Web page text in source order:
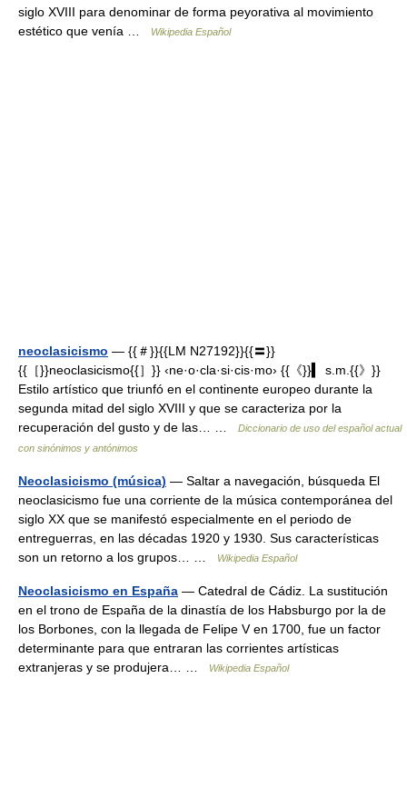
siglo XVIII para denominar de forma peyorativa al movimiento
estético que venía …
Wikipedia Español
neoclasicismo — {{＃}}{{LM N27192}}{{〓}}
{{［}}neoclasicismo{{］}} ‹ne·o·cla·si·cis·mo› {{《}}▍ s.m.{{》}}
Estilo artístico que triunfó en el continente europeo durante la
segunda mitad del siglo XVIII y que se caracteriza por la
recuperación del gusto y de las… …
Diccionario de uso del español actual
con sinónimos y antónimos
Neoclasicismo (música) — Saltar a navegación, búsqueda El
neoclasicismo fue una corriente de la música contemporánea del
siglo XX que se manifestó especialmente en el periodo de
entreguerras, en las décadas 1920 y 1930. Sus características
son un retorno a los grupos… …
Wikipedia Español
Neoclasicismo en España — Catedral de Cádiz. La sustitución
en el trono de España de la dinastía de los Habsburgo por la de
los Borbones, con la llegada de Felipe V en 1700, fue un factor
determinante para que entraran las corrientes artísticas
extranjeras y se produjera… …
Wikipedia Español